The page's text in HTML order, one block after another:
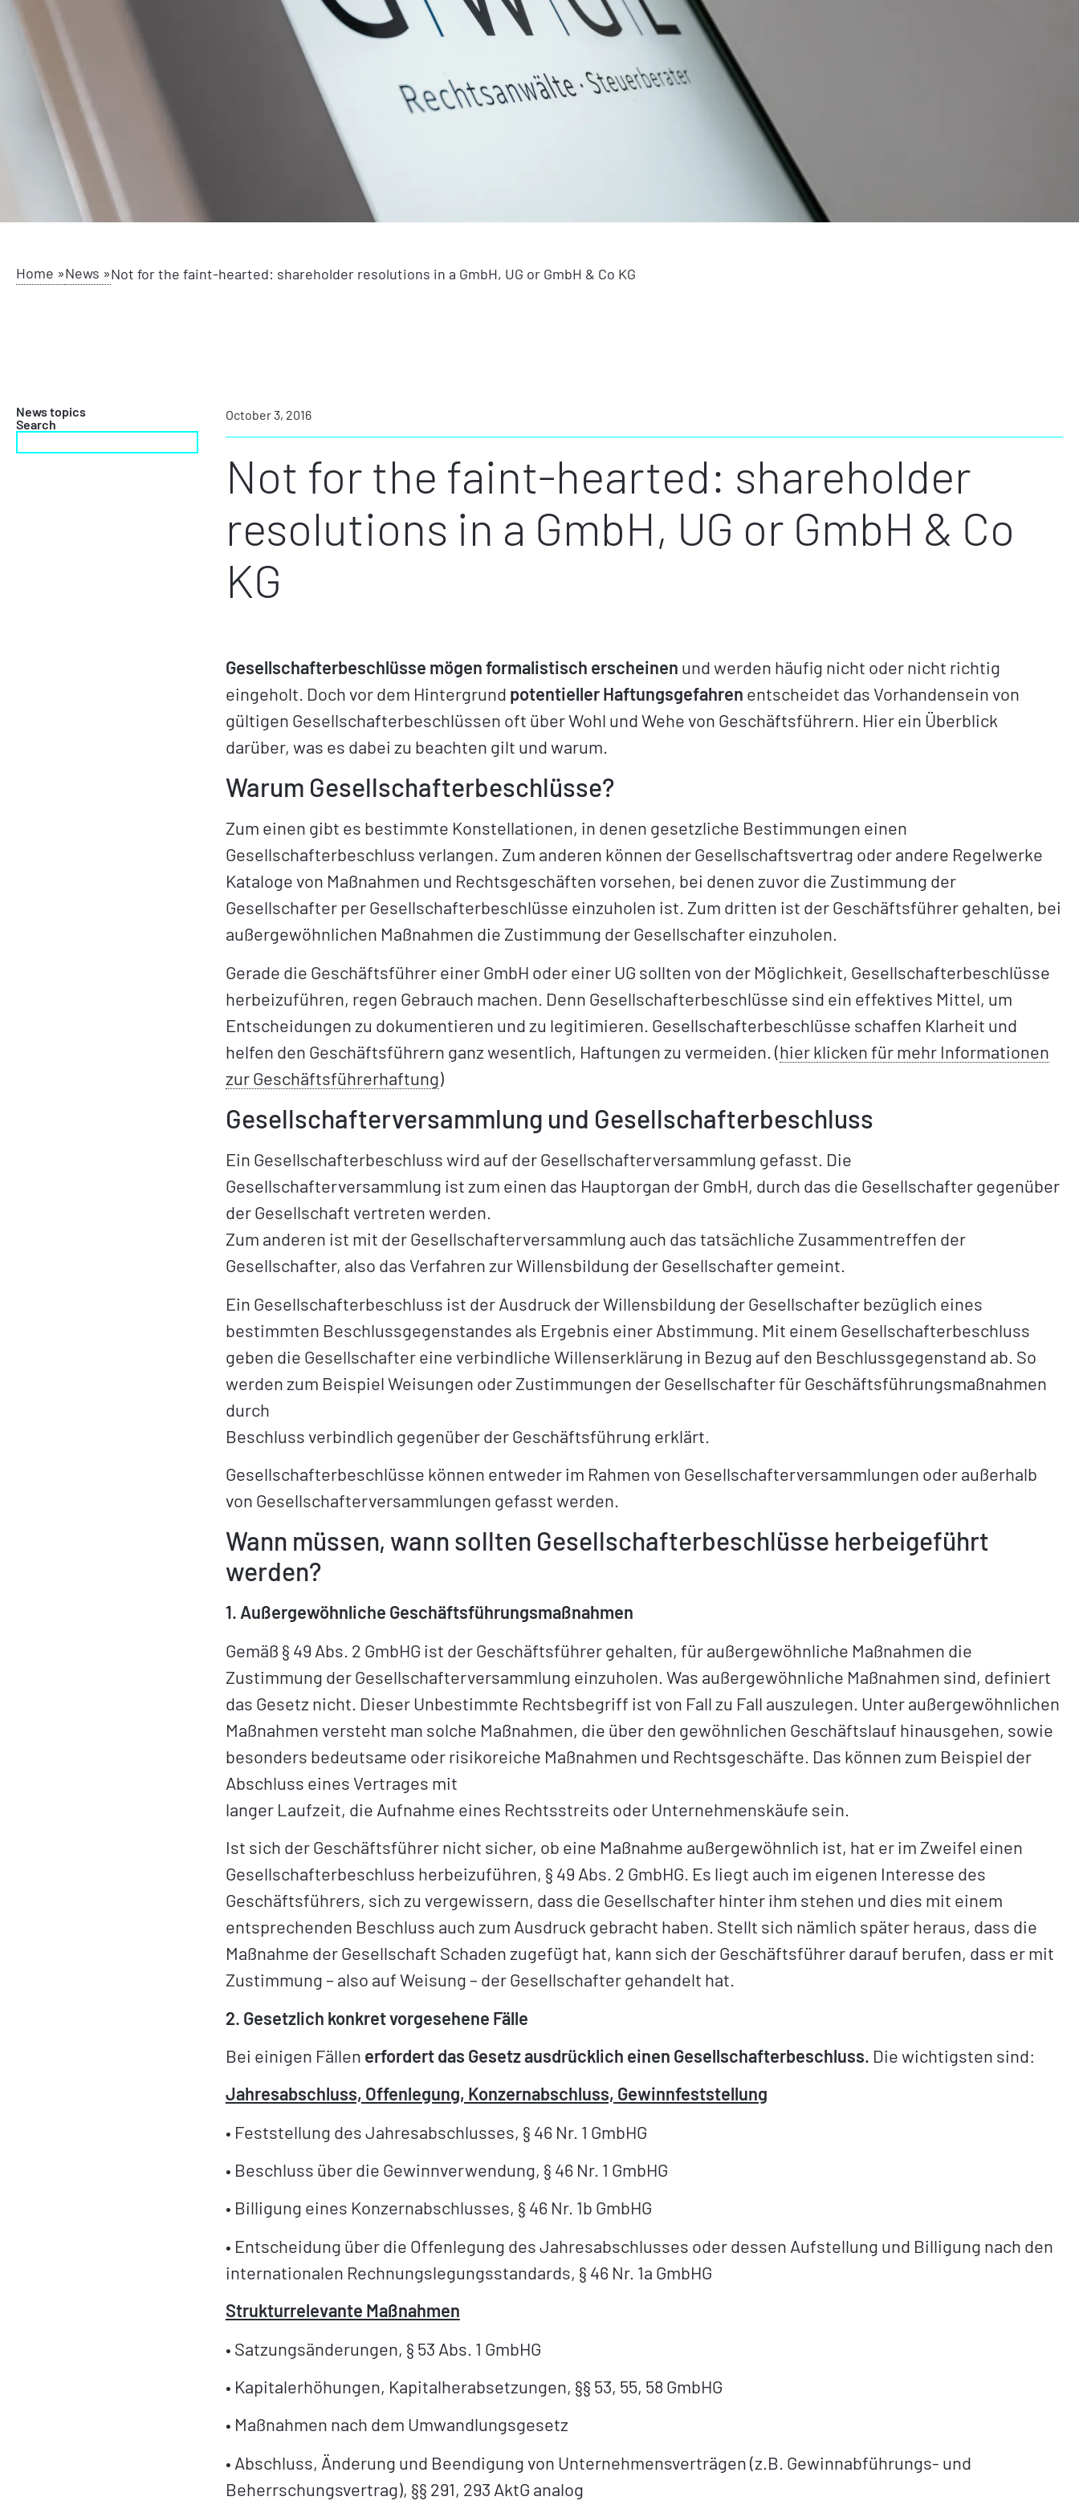
Home »News »Not for the faint-hearted: shareholder resolutions in a GmbH, UG or GmbH & Co KG
News topics
Search
October 3, 2016
Not for the faint-hearted: shareholder
resolutions in a GmbH, UG or GmbH & Co
KG
Gesellschafterbeschlüsse mögen formalistisch erscheinen und werden häufig nicht oder nicht richtig
eingeholt. Doch vor dem Hintergrund potentieller Haftungsgefahren entscheidet das Vorhandensein von
gültigen Gesellschafterbeschlüssen oft über Wohl und Wehe von Geschäftsführern. Hier ein Überblick
darüber, was es dabei zu beachten gilt und warum.
Warum Gesellschafterbeschlüsse?
Zum einen gibt es bestimmte Konstellationen, in denen gesetzliche Bestimmungen einen
Gesellschafterbeschluss verlangen. Zum anderen können der Gesellschaftsvertrag oder andere Regelwerke
Kataloge von Maßnahmen und Rechtsgeschäften vorsehen, bei denen zuvor die Zustimmung der
Gesellschafter per Gesellschafterbeschlüsse einzuholen ist. Zum dritten ist der Geschäftsführer gehalten, bei
außergewöhnlichen Maßnahmen die Zustimmung der Gesellschafter einzuholen.
Gerade die Geschäftsführer einer GmbH oder einer UG sollten von der Möglichkeit, Gesellschafterbeschlüsse
herbeizuführen, regen Gebrauch machen. Denn Gesellschafterbeschlüsse sind ein effektives Mittel, um
Entscheidungen zu dokumentieren und zu legitimieren. Gesellschafterbeschlüsse schaffen Klarheit und
helfen den Geschäftsführern ganz wesentlich, Haftungen zu vermeiden. (hier klicken für mehr Informationen
zur Geschäftsführerhaftung)
Gesellschafterversammlung und Gesellschafterbeschluss
Ein Gesellschafterbeschluss wird auf der Gesellschafterversammlung gefasst. Die
Gesellschafterversammlung ist zum einen das Hauptorgan der GmbH, durch das die Gesellschafter gegenüber
der Gesellschaft vertreten werden.
Zum anderen ist mit der Gesellschafterversammlung auch das tatsächliche Zusammentreffen der
Gesellschafter, also das Verfahren zur Willensbildung der Gesellschafter gemeint.
Ein Gesellschafterbeschluss ist der Ausdruck der Willensbildung der Gesellschafter bezüglich eines
bestimmten Beschlussgegenstandes als Ergebnis einer Abstimmung. Mit einem Gesellschafterbeschluss
geben die Gesellschafter eine verbindliche Willenserklärung in Bezug auf den Beschlussgegenstand ab. So
werden zum Beispiel Weisungen oder Zustimmungen der Gesellschafter für Geschäftsführungsmaßnahmen
durch
Beschluss verbindlich gegenüber der Geschäftsführung erklärt.
Gesellschafterbeschlüsse können entweder im Rahmen von Gesellschafterversammlungen oder außerhalb
von Gesellschafterversammlungen gefasst werden.
Wann müssen, wann sollten Gesellschafterbeschlüsse herbeigeführt
werden?
1. Außergewöhnliche Geschäftsführungsmaßnahmen
Gemäß § 49 Abs. 2 GmbHG ist der Geschäftsführer gehalten, für außergewöhnliche Maßnahmen die
Zustimmung der Gesellschafterversammlung einzuholen. Was außergewöhnliche Maßnahmen sind, definiert
das Gesetz nicht. Dieser Unbestimmte Rechtsbegriff ist von Fall zu Fall auszulegen. Unter außergewöhnlichen
Maßnahmen versteht man solche Maßnahmen, die über den gewöhnlichen Geschäftslauf hinausgehen, sowie
besonders bedeutsame oder risikoreiche Maßnahmen und Rechtsgeschäfte. Das können zum Beispiel der
Abschluss eines Vertrages mit
langer Laufzeit, die Aufnahme eines Rechtsstreits oder Unternehmenskäufe sein.
Ist sich der Geschäftsführer nicht sicher, ob eine Maßnahme außergewöhnlich ist, hat er im Zweifel einen
Gesellschafterbeschluss herbeizuführen, § 49 Abs. 2 GmbHG. Es liegt auch im eigenen Interesse des
Geschäftsführers, sich zu vergewissern, dass die Gesellschafter hinter ihm stehen und dies mit einem
entsprechenden Beschluss auch zum Ausdruck gebracht haben. Stellt sich nämlich später heraus, dass die
Maßnahme der Gesellschaft Schaden zugefügt hat, kann sich der Geschäftsführer darauf berufen, dass er mit
Zustimmung – also auf Weisung – der Gesellschafter gehandelt hat.
2. Gesetzlich konkret vorgesehene Fälle
Bei einigen Fällen erfordert das Gesetz ausdrücklich einen Gesellschafterbeschluss. Die wichtigsten sind:
Jahresabschluss, Offenlegung, Konzernabschluss, Gewinnfeststellung
• Feststellung des Jahresabschlusses, § 46 Nr. 1 GmbHG
• Beschluss über die Gewinnverwendung, § 46 Nr. 1 GmbHG
• Billigung eines Konzernabschlusses, § 46 Nr. 1b GmbHG
• Entscheidung über die Offenlegung des Jahresabschlusses oder dessen Aufstellung und Billigung nach den
internationalen Rechnungslegungsstandards, § 46 Nr. 1a GmbHG
Strukturrelevante Maßnahmen
• Satzungsänderungen, § 53 Abs. 1 GmbHG
• Kapitalerhöhungen, Kapitalherabsetzungen, §§ 53, 55, 58 GmbHG
• Maßnahmen nach dem Umwandlungsgesetz
• Abschluss, Änderung und Beendigung von Unternehmensverträgen (z.B. Gewinnabführungs- und
Beherrschungsvertrag), §§ 291, 293 AktG analog